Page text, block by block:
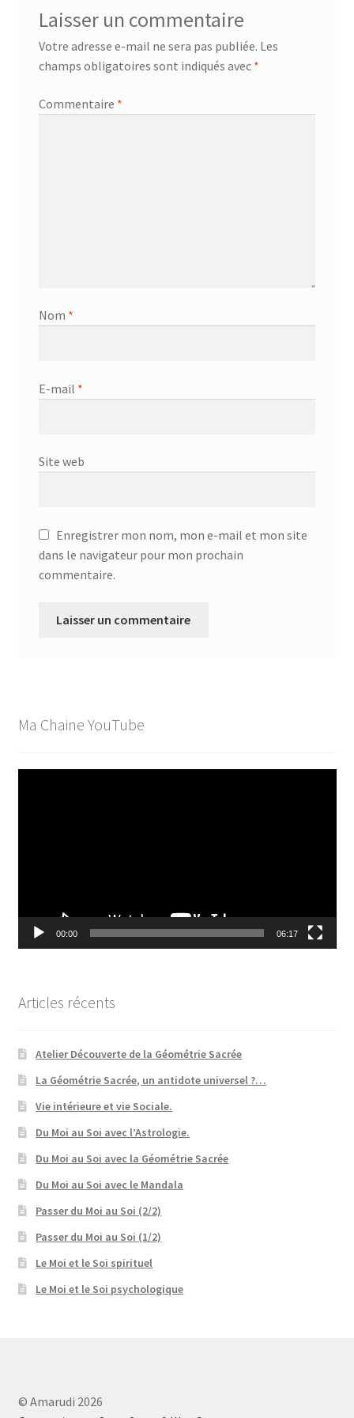
Laisser un commentaire
Votre adresse e-mail ne sera pas publiée. Les
champs obligatoires sont indiqués avec *
Commentaire *
Nom *
E-mail *
Site web
Enregistrer mon nom, mon e-mail et mon site
dans le navigateur pour mon prochain
commentaire.
Ma Chaine YouTube
00:00 06:17
Articles récents
Atelier Découverte de la Géométrie Sacrée
La Géométrie Sacrée, un antidote universel ?…
Vie intérieure et vie Sociale.
Du Moi au Soi avec l’Astrologie.
Du Moi au Soi avec la Géométrie Sacrée
Du Moi au Soi avec le Mandala
Passer du Moi au Soi (2/2)
Passer du Moi au Soi (1/2)
Le Moi et le Soi spirituel
Le Moi et le Soi psychologique
© Amarudi 2026